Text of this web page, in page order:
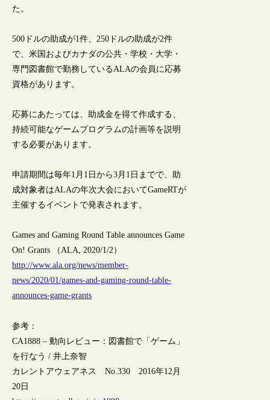
た。
500ドルの助成が1件、250ドルの助成が2件
で、米国およびカナダの公共・学校・大学・
専門図書館で勤務しているALAの会員に応募
資格があります。
応募にあたっては、助成金を得て作成する、
持続可能なゲームプログラムの計画等を説明
する必要があります。
申請期間は毎年1月1日から3月1日までで、助
成対象者はALAの年次大会においてGameRTが
主催するイベントで発表されます。
Games and Gaming Round Table announces Game
On! Grants （ALA, 2020/1/2）
http://www.ala.org/news/member-
news/2020/01/games-and-gaming-round-table-
announces-game-grants
参考：
CA1888 – 動向レビュー：図書館で「ゲーム」
を行なう / 井上奈智
カレントアウェアネス No.330 2016年12月
20日